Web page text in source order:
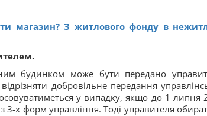
магазин? З житлового фонду в
будинком може бути передано
добровільне передання
у випадку, якщо до 1 липня
3-х форм управління. Тоді управителя